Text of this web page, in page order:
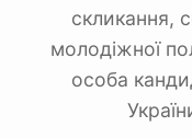
скликання,
молодіжної
особа